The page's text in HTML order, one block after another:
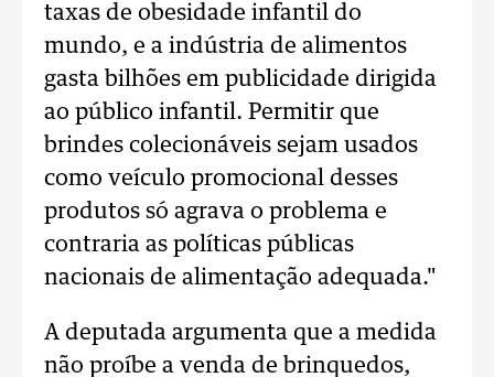
taxas de obesidade infantil do
mundo, e a indústria de alimentos
gasta bilhões em publicidade dirigida
ao público infantil. Permitir que
brindes colecionáveis sejam usados
como veículo promocional desses
produtos só agrava o problema e
contraria as políticas públicas
nacionais de alimentação adequada."
A deputada argumenta que a medida
não proíbe a venda de brinquedos,